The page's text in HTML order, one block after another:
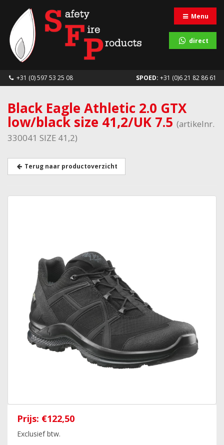
Menu
direct
+31 (0) 597 53 25 08 SPOED: +31 (0)6 21 82 86 61
Black Eagle Athletic 2.0 GTX
low/black size 41,2/UK 7.5 (artikelnr.
330041 SIZE 41,2)
Terug naar productoverzicht
Prijs: €122,50
Exclusief btw.